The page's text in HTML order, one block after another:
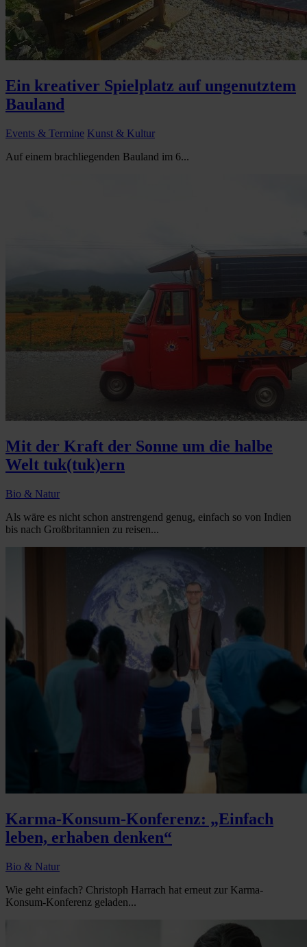
Ein kreativer Spielplatz auf ungenutztem
Bauland
Events & Termine Kunst & Kultur
Auf einem brachliegenden Bauland im 6...
Mit der Kraft der Sonne um die halbe
Welt tuk(tuk)ern
Bio & Natur
Als wäre es nicht schon anstrengend genug, einfach so von Indien
bis nach Großbritannien zu reisen...
Karma-Konsum-Konferenz: „Einfach
leben, erhaben denken“
Bio & Natur
Wie geht einfach? Christoph Harrach hat erneut zur Karma-
Konsum-Konferenz geladen...